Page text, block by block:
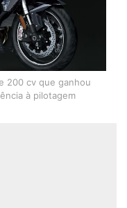
200 cv que ganhou
à pilotagem